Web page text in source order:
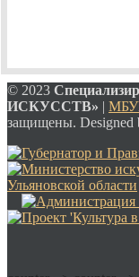
© 2023
ИСКУССТВ» |
защищены. Designed